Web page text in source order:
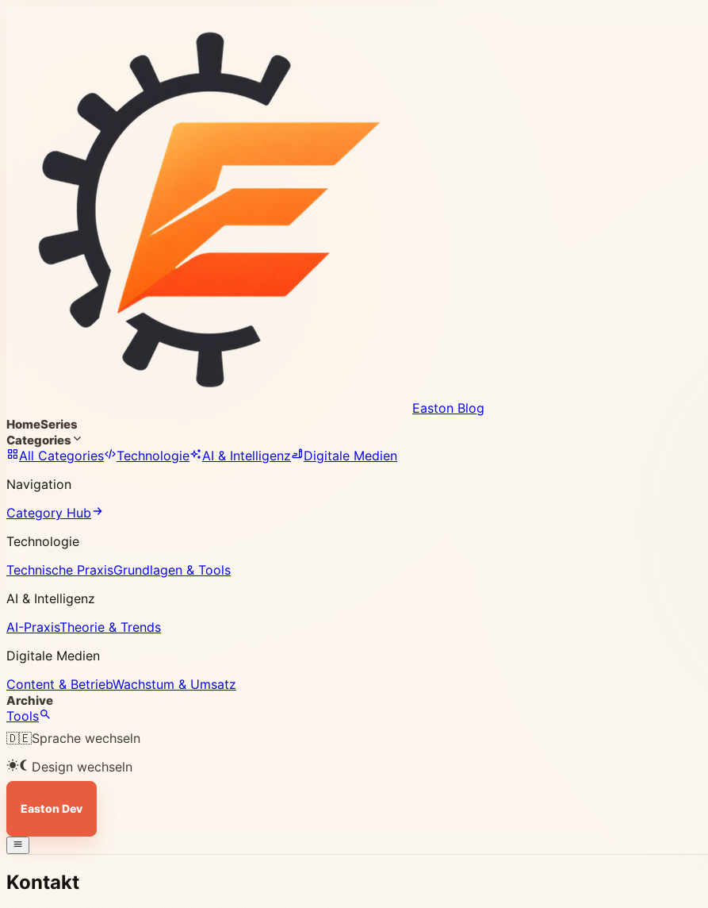
Easton Blog
HomeSeries
Categories
All Categories Technologie AI & Intelligenz
Digitale Medien
Navigation
Category Hub
Technologie
Technische PraxisGrundlagen & Tools
AI & Intelligenz
AI-PraxisTheorie & Trends
Digitale Medien
Content & BetriebWachstum & Umsatz
Archive
Tools
🇩🇪Sprache wechseln
Design wechseln
Easton Dev
Kontakt